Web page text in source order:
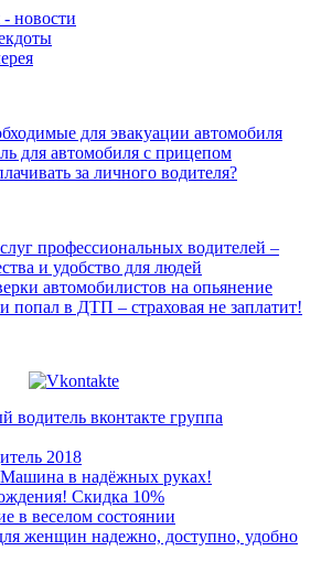
новости
для эвакуации автомобиля
для автомобиля с прицепом
за личного водителя?
профессиональных водителей –
и удобство для людей
автомобилистов на опьянение
попал в ДТП – страховая не заплатит!